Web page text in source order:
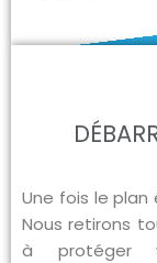
Une fois le
Nous retirons
à protéger